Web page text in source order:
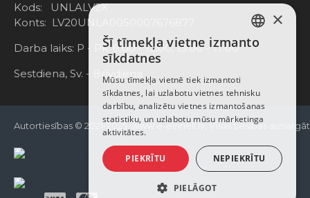
Kods: UNLALV2X
Konts: LV20UNLA0050007676877
Darba laiks: P - Pk. 8:00 - 12:00; 13:00 - 17:00
Sestdiena, Sv. - Brīvdiena
Autortiesības © 2021-2025, www.e-einhell.lv, Visas tiesības
LATVIAN
ENGLISH
×
Šī tīmekļa vietne izmanto
sīkdatnes
Mūsu tīmekļa vietnē tiek izmantoti
sīkdatnes, lai uzlabotu vietnes tehnisku
darbību, analizētu vietnes izmantošanas
statistiku, un uzlabotu mūsu mārketinga
aktivitātes.
PIEKRĪTU NEPIEKRĪTU
PIELĀGOT